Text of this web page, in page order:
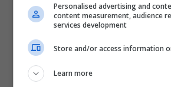
Personalised advertising and
content measurement, audience
services development
Store and/or access information
Learn more